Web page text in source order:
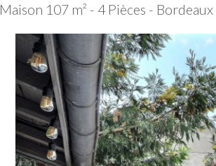
Maison 107 m² - 4 Pièces -